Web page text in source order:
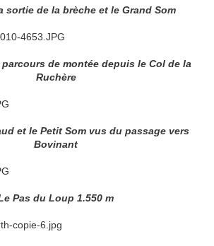
sortie de la brèche et le Grand Som
de montée depuis le Col de la
Ruchère
et le Petit Som vus du passage vers
Bovinant
Pas du Loup 1.550 m